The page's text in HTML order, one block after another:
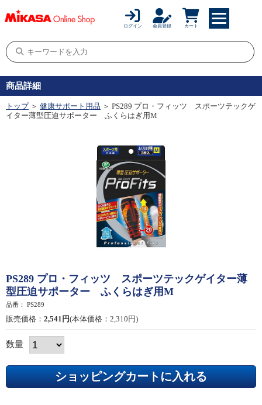
ログイン 会員登録 カート
商品詳細
トップ ＞ 健康サポート用品 ＞ PS289 プロ・フィッツ スポーツテックゲ
イター薄型圧迫サポーター ふくらはぎ用M
PS289 プロ・フィッツ スポーツテックゲイター薄
型圧迫サポーター ふくらはぎ用M
品番： PS289
販売価格： 2,541円(本体価格：2,310円)
数量